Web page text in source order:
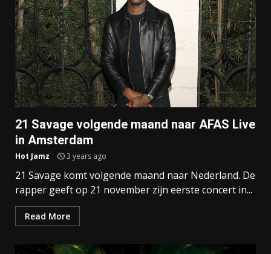
21 Savage volgende maand naar AFAS Live
in Amsterdam
Hot Jamz 3 years ago
21 Savage komt volgende maand naar Nederland. De
rapper geeft op 21 november zijn eerste concert in...
Read More